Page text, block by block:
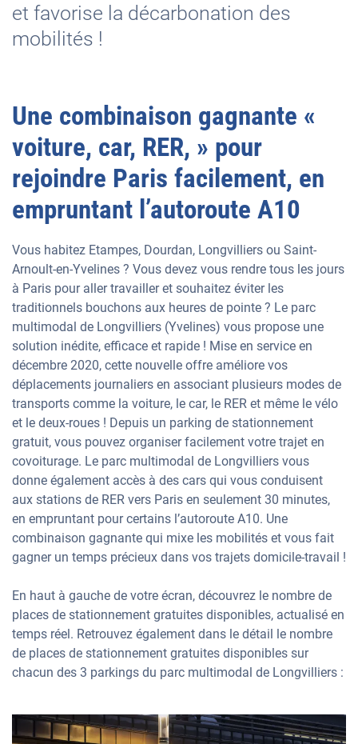
et favorise la décarbonation des
mobilités !
Une combinaison gagnante «
voiture, car, RER, » pour
rejoindre Paris facilement, en
empruntant l’autoroute A10
Vous habitez Etampes, Dourdan, Longvilliers ou Saint-
Arnoult-en-Yvelines ? Vous devez vous rendre tous les jours
à Paris pour aller travailler et souhaitez éviter les
traditionnels bouchons aux heures de pointe ? Le parc
multimodal de Longvilliers (Yvelines) vous propose une
solution inédite, efficace et rapide ! Mise en service en
décembre 2020, cette nouvelle offre améliore vos
déplacements journaliers en associant plusieurs modes de
transports comme la voiture, le car, le RER et même le vélo
et le deux-roues ! Depuis un parking de stationnement
gratuit, vous pouvez organiser facilement votre trajet en
covoiturage. Le parc multimodal de Longvilliers vous
donne également accès à des cars qui vous conduisent
aux stations de RER vers Paris en seulement 30 minutes,
en empruntant pour certains l’autoroute A10. Une
combinaison gagnante qui mixe les mobilités et vous fait
gagner un temps précieux dans vos trajets domicile-travail !
En haut à gauche de votre écran, découvrez le nombre de
places de stationnement gratuites disponibles, actualisé en
temps réel. Retrouvez également dans le détail le nombre
de places de stationnement gratuites disponibles sur
chacun des 3 parkings du parc multimodal de Longvilliers :